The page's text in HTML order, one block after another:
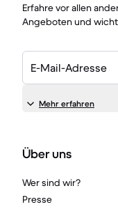
Erfahre vor allen
Angeboten und
E-Mail-Adresse
Mehr erfahren
Über uns
Wer sind wir?
Presse